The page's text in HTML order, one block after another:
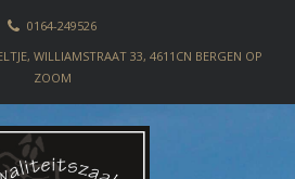
0164-249526
WILLIAMSTRAAT 33, 4611CN BERGEN OP
ZOOM